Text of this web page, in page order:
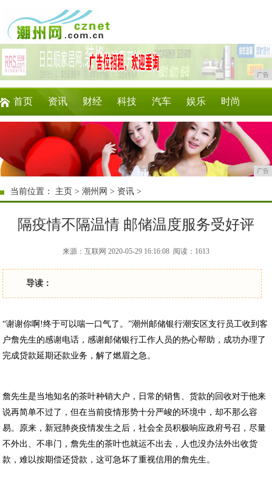
广告
首页 资讯 财经 科技 汽车 娱乐 时尚
教育 企业 游戏 商讯 微商
广告
当前位置： 主页 >潮州网 > 资讯 >
隔疫情不隔温情 邮储温度服务受好评
来源：互联网 2020-05-29 16:16:08 阅读：1613
导读：
“谢谢你啊!终于可以喘一口气了。”潮州邮储银行潮安区支行员工收到客
户詹先生的感谢电话，感谢邮储银行工作人员的热心帮助，成功办理了
完成贷款延期还款业务，解了燃眉之急。
詹先生是当地知名的茶叶种销大户，日常的销售、货款的回收对于他来
说再简单不过了，但在当前疫情形势十分严峻的环境中，却不那么容
易。原来，新冠肺炎疫情发生之后，社会全员积极响应政府号召，尽量
不外出、不串门，詹先生的茶叶也就运不出去，人也没办法外出收货
款，难以按期偿还贷款，这可急坏了重视信用的詹先生。